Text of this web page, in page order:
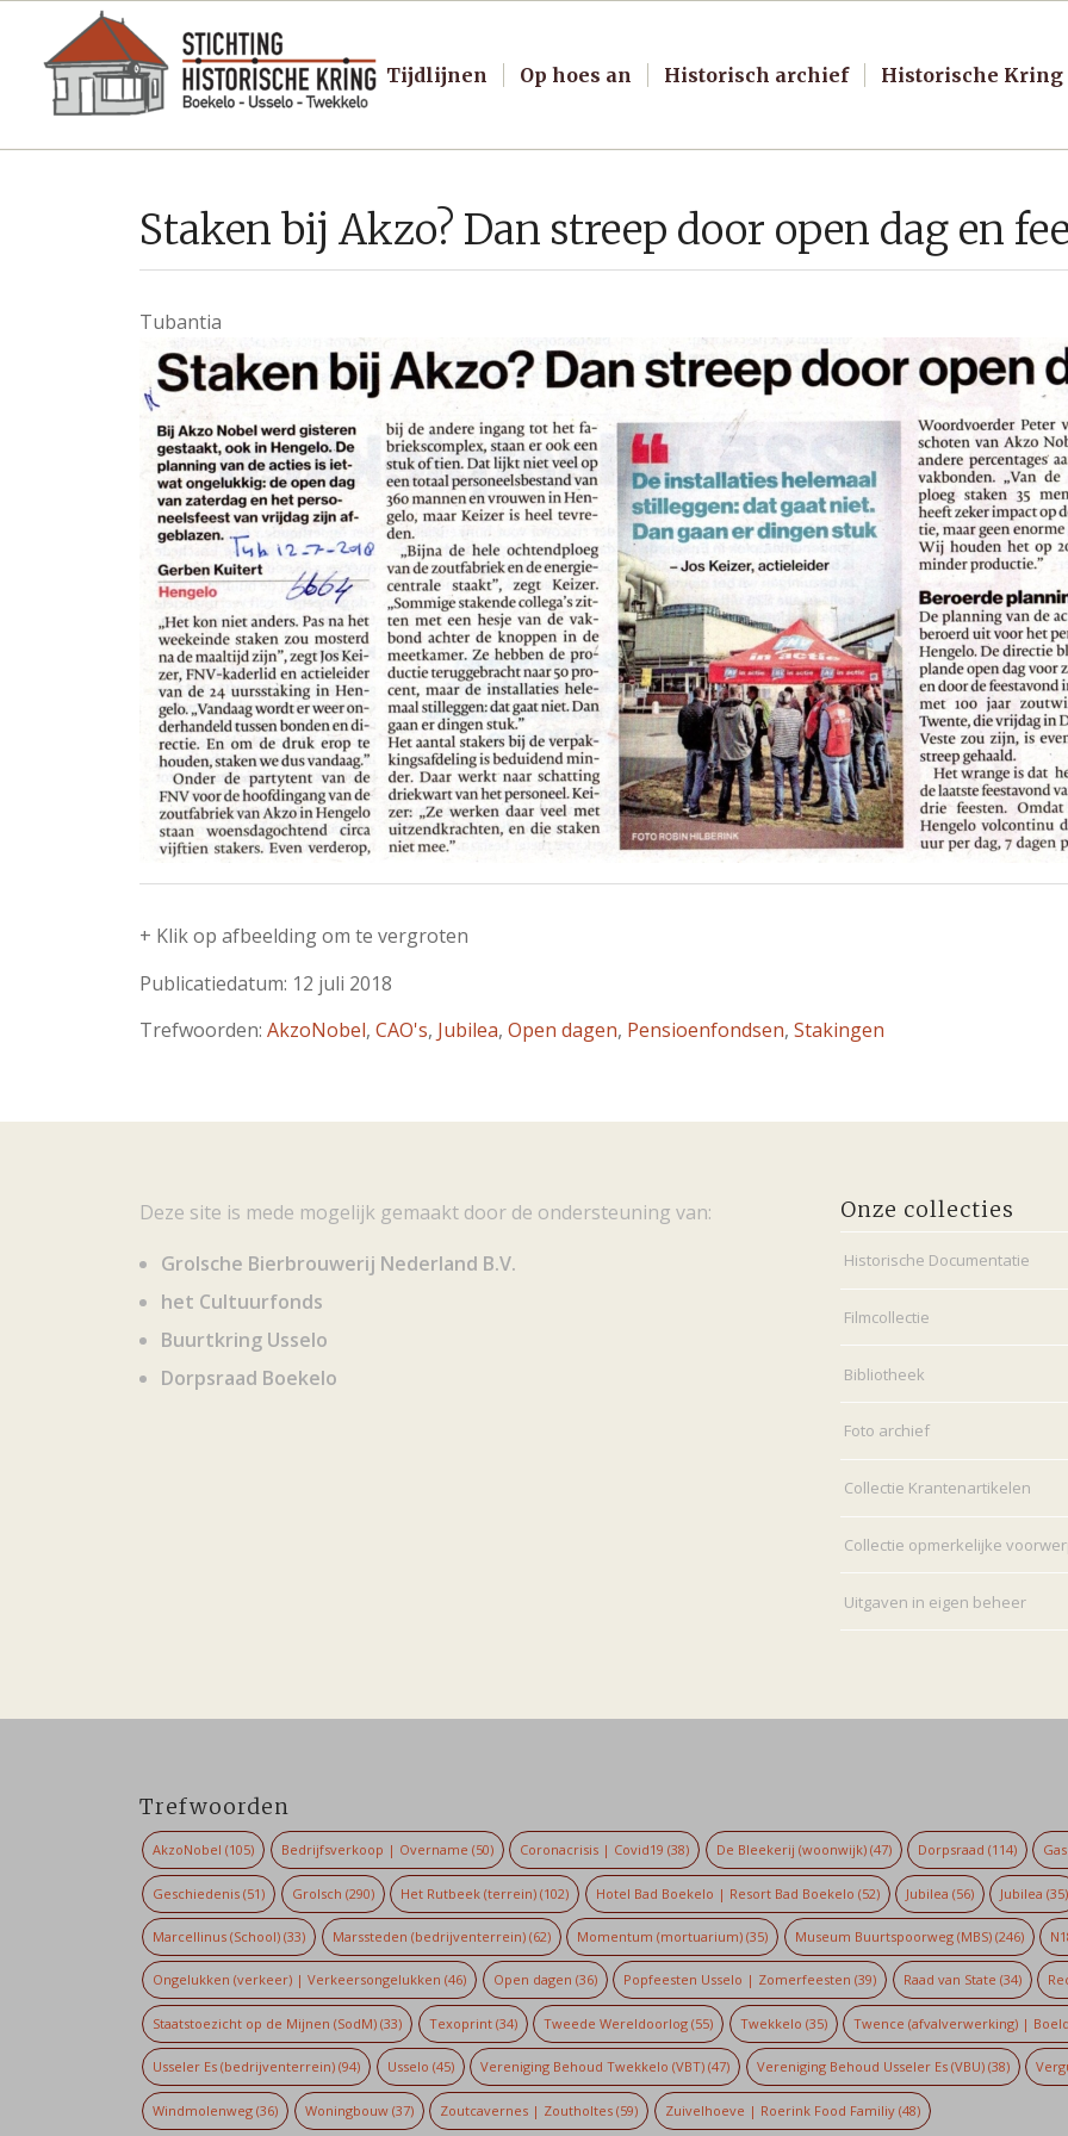
Tijdlijnen Op hoes an Historisch archief Historische Kring
Staken bij Akzo? Dan streep door open dag en
Tubantia
+ Klik op afbeelding om te vergroten
Publicatiedatum: 12 juli 2018
Trefwoorden:AkzoNobel,CAO's, Jubilea,Open dagen, Pensioenfondsen,Stakingen
Deze site is mede mogelijk gemaakt door de ondersteuning van:
Grolsche Bierbrouwerij Nederland B.V.
het Cultuurfonds
Buurtkring Usselo
Dorpsraad Boekelo
Onze collecties
Historische Documentatie
Filmcollectie
Bibliotheek
Foto archief
Collectie Krantenartikelen
Collectie opmerkelijke
Uitgaven in eigen beheer
Trefwoorden
AkzoNobel (105) Bedrijfsverkoop | Overname (50) Coronacrisis | Covid19 (38) De Bleekerij (woonwijk)(47) Dorpsraad (114)
Geschiedenis (51) Grolsch (290) Het Rutbeek (terrein) (102) Hotel Bad Boekelo | Resort Bad Boekelo (52) Jubilea (56) Jubilea (35)
Marcellinus (School) (33) Marssteden (bedrijventerrein)(62) Momentum (mortuarium) (35) Museum Buurtspoorweg (MBS)(246)
Ongelukken (verkeer) | Verkeersongelukken (46) Open dagen (36) Popfeesten Usselo | Zomerfeesten (39) Raad van State (34)
Staatstoezicht op de Mijnen (SodM) (33) Texoprint(34) Tweede Wereldoorlog (55) Twekkelo (35) Twence (afvalverwerking) |
Usseler Es (bedrijventerrein) (94) Usselo (45) Vereniging Behoud Twekkelo (VBT) (47) Vereniging Behoud Usseler Es (VBU)(38)
Windmolenweg (36) Woningbouw(37) Zoutcavernes | Zoutholtes (59) Zuivelhoeve | Roerink Food Familiy(48)